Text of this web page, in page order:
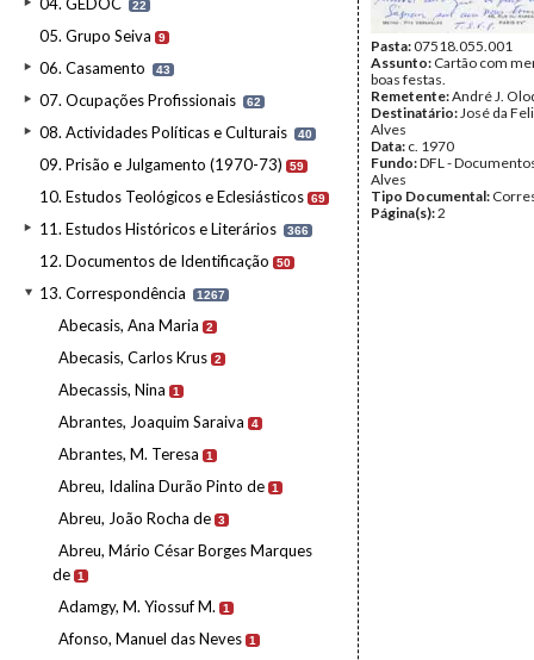
22
05. Grupo Seiva 9
06. Casamento 43
07. Ocupações Profissionais 62
08. Actividades Políticas e Culturais 40
09. Prisão e Julgamento (1970-73) 59
10. Estudos Teológicos e Eclesiásticos 69
11. Estudos Históricos e Literários 366
12. Documentos de Identificação 50
13. Correspondência 1267
Abecasis, Ana Maria 2
Abecasis, Carlos Krus 2
Abecassis, Nina 1
Abrantes, Joaquim Saraiva 4
Abrantes, M. Teresa 1
Abreu, Idalina Durão Pinto de 1
Abreu, João Rocha de 3
Abreu, Mário César Borges Marques
de 1
Adamgy, M. Yiossuf M. 1
Afonso, Manuel das Neves 1
Pasta:07518.055.001
Assunto: Cartão com
boas festas.
Remetente:André J.
Destinatário:José da
Alves
Data: c. 1970
Fundo:DFL -
Alves
Tipo Documental:
Página(s):2